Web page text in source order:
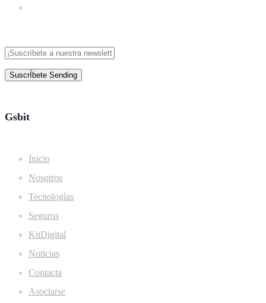
SuscrÍbete Sending
Gsbit
Inicio
Nosotros
Tecnologías
Seguros
KitDigital
Noticias
Contacta
Asociarse